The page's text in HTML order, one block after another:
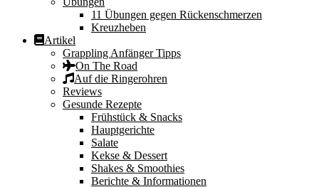
11 Übungen gegen Rückenschmerzen
Kreuzheben
Artikel
Grappling Anfänger Tipps
On The Road
Auf die Ringerohren
Reviews
Gesunde Rezepte
Frühstück & Snacks
Hauptgerichte
Salate
Kekse & Dessert
Shakes & Smoothies
Berichte & Informationen